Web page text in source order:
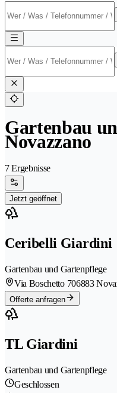
Gartenbau
Novazzano
7 Ergebnisse
Jetzt geöffnet
Ceribelli Giardini
Gartenbau und Gartenpflege
Via Boschetto 706883
Offerte anfragen
TL Giardini
Gartenbau und Gartenpflege
Geschlossen